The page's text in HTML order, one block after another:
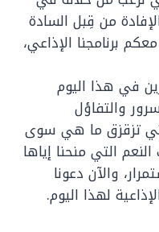
من قِبل السادة
برنامجنا الإذاعي،
في هذا اليوم
والتفاؤل
تزقزق ما هي سوى
التي منحنا إياها
والآن دعونا
لهذا اليوم.